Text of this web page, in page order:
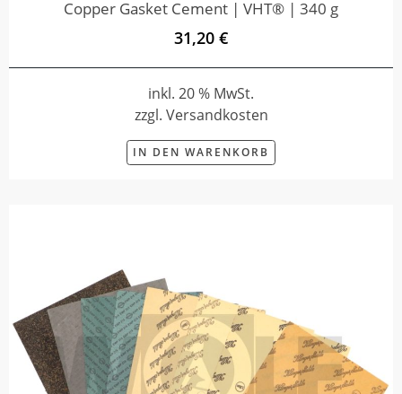
Copper Gasket Cement | VHT® | 340 g
31,20 €
inkl. 20 % MwSt.
zzgl. Versandkosten
IN DEN WARENKORB